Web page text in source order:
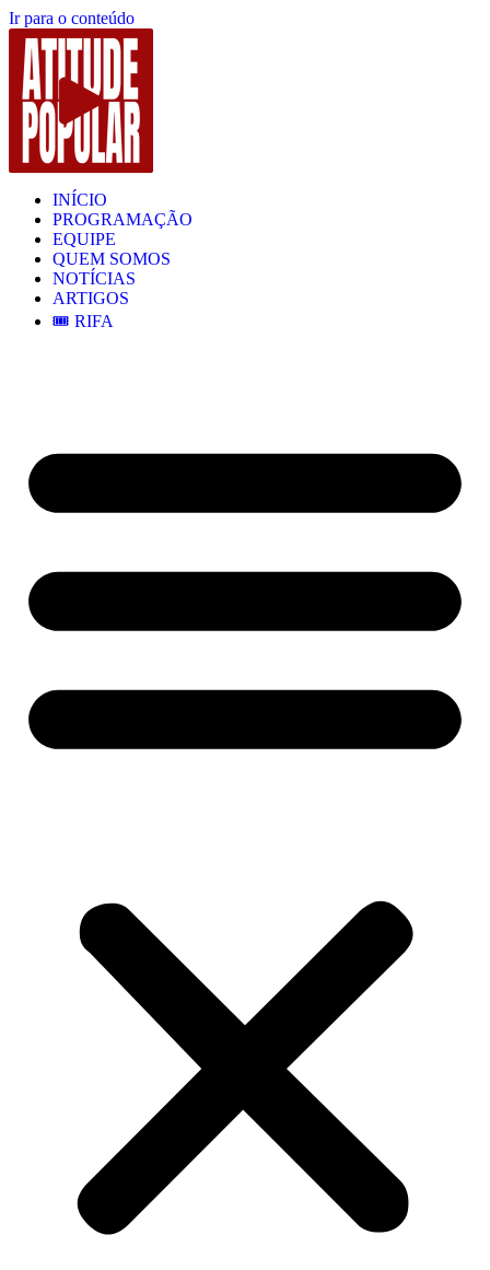
Ir para o conteúdo
INÍCIO
PROGRAMAÇÃO
EQUIPE
QUEM SOMOS
NOTÍCIAS
ARTIGOS
🎟️ RIFA